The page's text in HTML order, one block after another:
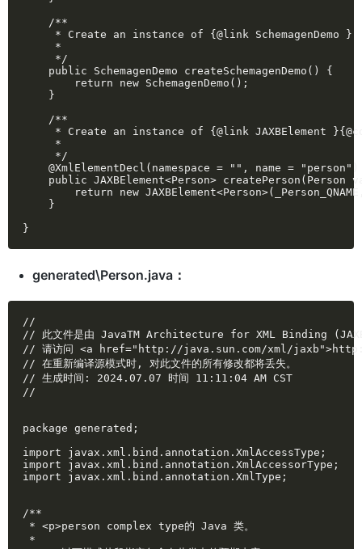
/**
* Create an instance of {@link SchemagenDemo }
*
*/
public SchemagenDemo createSchemagenDemo() {
return new SchemagenDemo();
}
/**
* Create an instance of {@link JAXBElement
*
*/
@XmlElementDecl(namespace = "", name = "person")
public JAXBElement<Person> createPerson(Person
return new
}
}
generated\Person.java：
//
// 此文件是由 JavaTM Architecture for XML Binding
// 请访问 <a href="http://java.sun.com/xml/
// 在重新编译源模式时, 对此文件的所有修改都将丢失。
// 生成时间: 2024.07.07 时间 11:11:04 AM CST
//
package generated;
import javax.xml.bind.annotation.XmlAccessType;
import javax.xml.bind.annotation.XmlAccessorType;
import javax.xml.bind.annotation.XmlType;
/**
* <p>person complex type的 Java 类。
*